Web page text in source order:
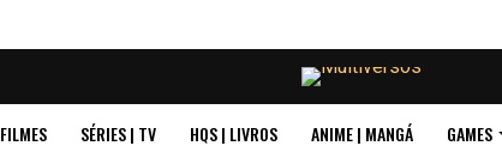
FILMES SÉRIES | TV HQS | LIVROS ANIME | MANGÁ GAMES